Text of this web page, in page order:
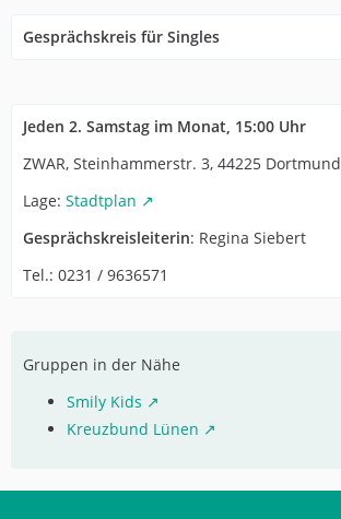
Gesprächskreis für Singles
Jeden 2. Samstag im Monat, 15:00 Uhr
ZWAR, Steinhammerstr. 3, 44225 Dortmund
Lage: Stadtplan
Gesprächskreisleiterin: Regina Siebert
Tel.: 0231 / 9636571
Gruppen in der Nähe
Smily Kids
Kreuzbund Lünen